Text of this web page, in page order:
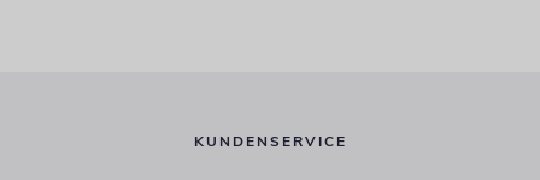
KUNDENSERVICE